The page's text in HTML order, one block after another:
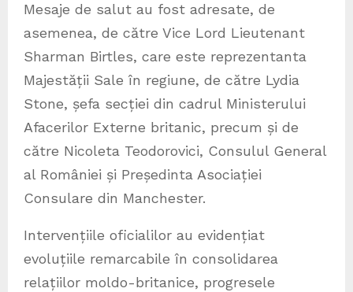
Mesaje de salut au fost adresate, de
asemenea, de către Vice Lord Lieutenant
Sharman Birtles, care este reprezentanta
Majestății Sale în regiune, de către Lydia
Stone, șefa secției din cadrul Ministerului
Afacerilor Externe britanic, precum și de
către Nicoleta Teodorovici, Consulul General
al României și Președinta Asociației
Consulare din Manchester.
Intervențiile oficialilor au evidențiat
evoluțiile remarcabile în consolidarea
relațiilor moldo-britanice, progresele